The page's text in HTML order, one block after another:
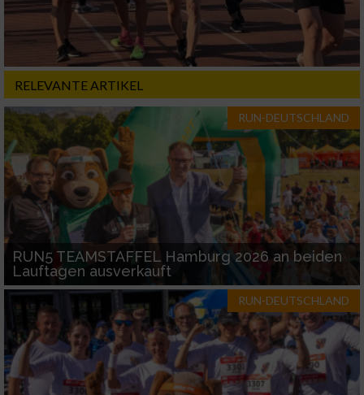
RELEVANTE ARTIKEL
RUN-DEUTSCHLAND
RUN5 TEAMSTAFFEL Hamburg 2026 an beiden
Lauftagen ausverkauft
RUN-DEUTSCHLAND